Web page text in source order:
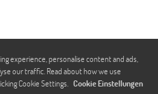
experience, personalise content and ads,
our traffic. Read about how we use
Cookie Settings. Cookie Einstellungen